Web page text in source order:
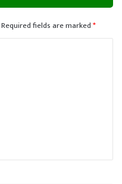
Required fields are marked*